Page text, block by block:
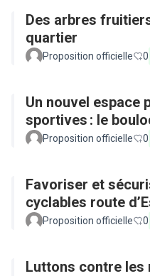
Des arbres
quartier
Proposition officielle 0
Un nouvel espace
sportives : le
Proposition officielle 0
Favoriser et
cyclables route
Proposition officielle 0
Luttons contre les